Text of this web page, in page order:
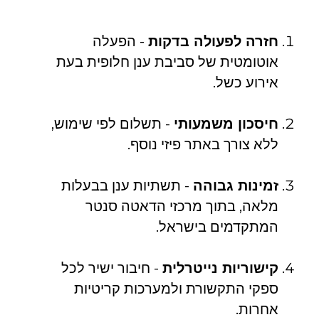
חזרה לפעולה בדקות- הפעלה
אוטומטית של סביבת ענן חלופית בעת
אירוע כשל.
חיסכון משמעותי - תשלום לפי שימוש,
ללא צורך באתר פיזי נוסף.
זמינות גבוהה - תשתיות ענן בבעלות
מלאה, בתוך מרכזי הדאטה סנטר
המתקדמים בישראל.
קישוריות נייטרלית- חיבור ישיר לכל
ספקי התקשורת ולמערכות קריטיות
אחרות.